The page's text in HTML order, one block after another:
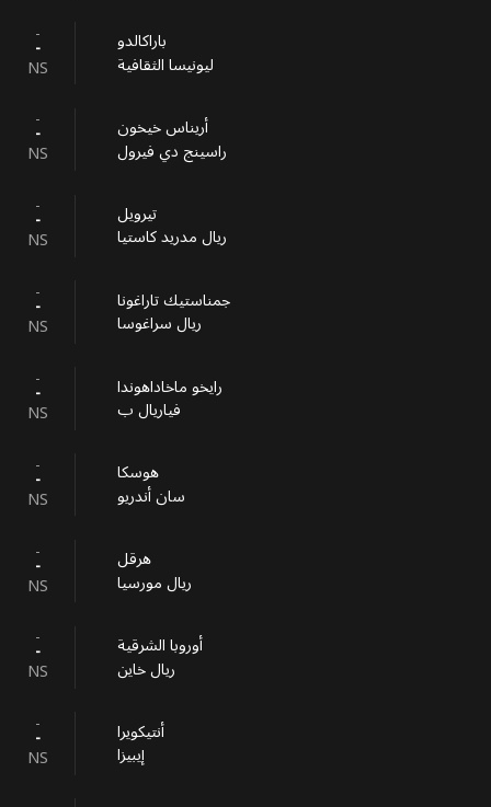
--
NS
باراكالدو
ليونيسا الثقافية
--
NS
أريناس خيخون
راسينج دي فيرول
--
NS
تيرويل
ريال مدريد كاستيا
--
NS
جمناستيك تاراغونا
ريال سراغوسا
--
NS
رايخو ماخاداهوندا
فياريال ب
--
NS
هوسكا
سان أندريو
--
NS
هرقل
ريال مورسيا
--
NS
أوروبا الشرقية
ريال خاين
--
NS
أنتيكويرا
إيبيزا